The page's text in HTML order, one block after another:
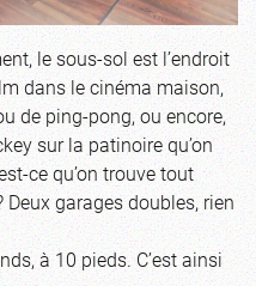
le sous-sol est l’endroit
dans le cinéma maison,
de ping-pong, ou encore,
sur la patinoire qu’on
ce qu’on trouve tout
garages doubles, rien
à 10 pieds. C’est ainsi